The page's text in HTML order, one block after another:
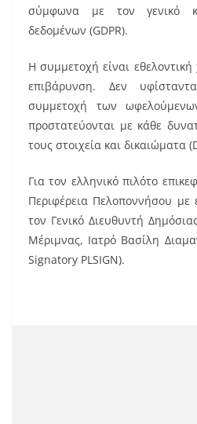
σύμφωνα με τον γενικό
δεδομένων (GDPR).
Η συμμετοχή είναι εθελοντική
επιβάρυνση. Δεν
συμμετοχή των
προστατεύονται με κάθε
τους στοιχεία και δικαιώματα
Για τον ελληνικό πιλότο
Περιφέρεια Πελοποννήσου με
τον Γενικό Διευθυντή
Μέριμνας, Ιατρό Βασίλη
Signatory PLSIGN).